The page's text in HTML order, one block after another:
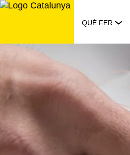
Saltar
QUÈ FER